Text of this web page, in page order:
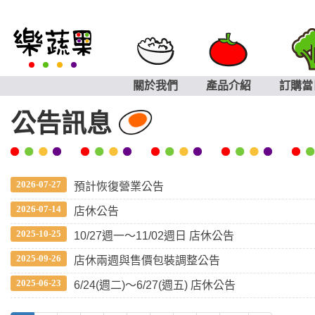
關於我們 產品介紹 訂購
公告訊息
2026-07-27 預計恢復營業公告
2026-07-14 店休公告
2025-10-25 10/27週一～11/02週日 店休公告
2025-09-26 店休兩週與售價包裝調整公告
2025-06-23 6/24(週二)～6/27(週五) 店休公告